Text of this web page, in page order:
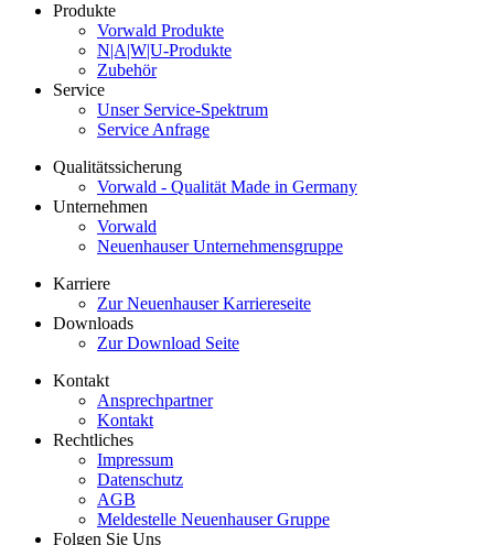
Produkte
Vorwald Produkte
N|A|W|U-Produkte
Zubehör
Service
Unser Service-Spektrum
Service Anfrage
Qualitätssicherung
Vorwald - Qualität Made in Germany
Unternehmen
Vorwald
Neuenhauser Unternehmensgruppe
Karriere
Zur Neuenhauser Karriereseite
Downloads
Zur Download Seite
Kontakt
Ansprechpartner
Kontakt
Rechtliches
Impressum
Datenschutz
AGB
Meldestelle Neuenhauser Gruppe
Folgen Sie Uns